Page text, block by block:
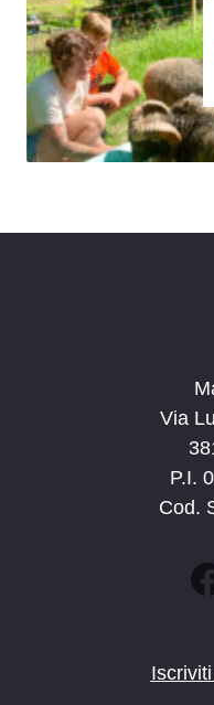
Via
P.I.
Cod.